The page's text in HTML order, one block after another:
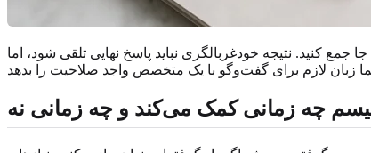
جمع کنید. نتیجه خودغربالگری نباید پاسخ نهایی تلقی شود، اما
چه زمانی کمک می‌کند و چه زمانی نه